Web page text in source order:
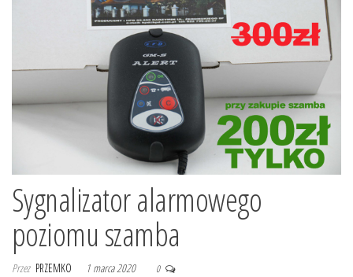
Sygnalizator alarmowego
poziomu szamba
Przez PRZEMKO 1 marca 2020 0